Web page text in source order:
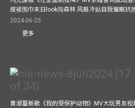
皮褛围巾末日look闯森林 风扇冷贴自我催眠抗
2024-06-25
更多
黄淑蔓新歌《我的受保护动物》MV大玩男友视